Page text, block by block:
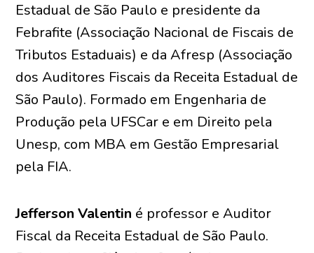
Estadual de São Paulo e presidente da
Febrafite (Associação Nacional de Fiscais de
Tributos Estaduais) e da Afresp (Associação
dos Auditores Fiscais da Receita Estadual de
São Paulo). Formado em Engenharia de
Produção pela UFSCar e em Direito pela
Unesp, com MBA em Gestão Empresarial
pela FIA.
Jefferson Valentin é professor e Auditor
Fiscal da Receita Estadual de São Paulo.